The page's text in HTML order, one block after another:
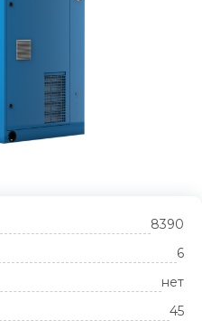
8390
6
нет
45